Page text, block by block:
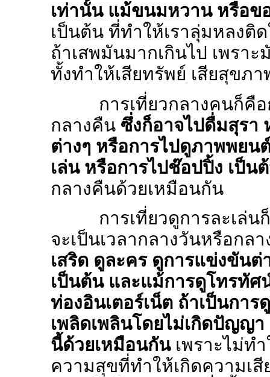
เท่านั้น แม้ขนมหวาน หรือข
เป็นต้น ที่ทำให้เราลุ่มหลงติ
ถ้าเสพมันมากเกินไป เพรา
ทั้งทำให้เสียทรัพย์ เสียสุขภ
การเที่ยวกลางคนก็คื
กลางคืน ซึ่งก็อาจไปดื่มสุรา
ต่างๆ หรือการไปดูภาพพยน
เล่น หรือการไปช๊อปปิ้ง เป็น
กลางคืนด้วยเหมือนกัน
การเที่ยวดูการละเล่
จะเป็นเวลากลางวันหรือกล
เสริด ดูละคร ดูการแข่งขันต่
เป็นต้น และแม้การดูโทรทัศ
ท่องอินเตอร์เน็ต ถ้าเป็นกา
เพลิดเพลินโดยไม่เกิดปัญญ
นี้ด้วยเหมือนกันเพราะไม่ท
ความสุขที่ทำให้เกิดความเ